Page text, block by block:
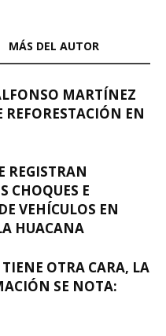
MÁS DEL AUTOR
MARTÍNEZ
REFORESTACIÓN EN
REGISTRAN
CHOQUES E
VEHÍCULOS EN
HUACANA
OTRA CARA, LA
SE NOTA: